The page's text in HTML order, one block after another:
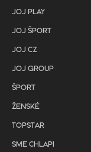
JOJ PLAY
JOJ ŠPORT
JOJ CZ
JOJ GROUP
ŠPORT
ŽENSKÉ
TOPSTAR
SME CHLAPI